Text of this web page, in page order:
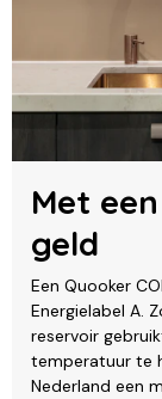
Met
geld
Een Quooker
Energielabel A.
reservoir
temperatuur te
Nederland een